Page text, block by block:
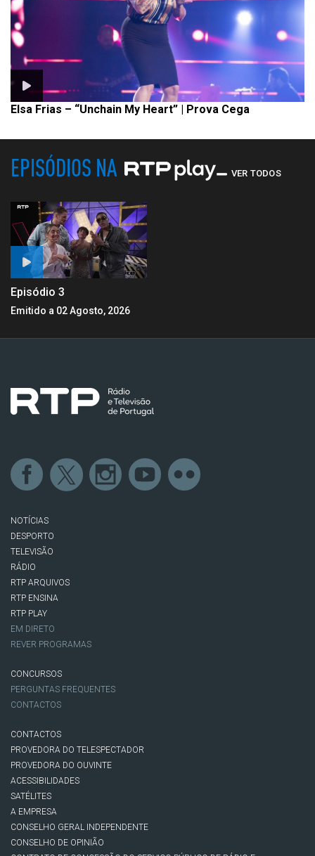
Elsa Frias – “Unchain My Heart” | Prova Cega
EPISÓDIOS NA VER TODOS
Episódio 3
Emitido a 02 Agosto, 2026
NOTÍCIAS
DESPORTO
TELEVISÃO
RÁDIO
RTP ARQUIVOS
RTP ENSINA
RTP PLAY
EM DIRETO
REVER PROGRAMAS
CONCURSOS
PERGUNTAS FREQUENTES
CONTACTOS
CONTACTOS
PROVEDORA DO TELESPECTADOR
PROVEDORA DO OUVINTE
ACESSIBILIDADES
SATÉLITES
A EMPRESA
CONSELHO GERAL INDEPENDENTE
CONSELHO DE OPINIÃO